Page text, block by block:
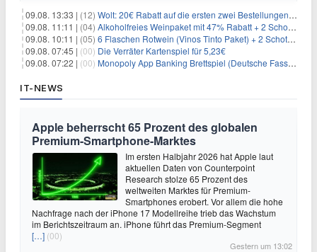
09.08. 13:33 | (12) Wolt: 20€ Rabatt auf die ersten zwei Bestellungen für Neukunden
09.08. 11:11 | (04) Alkoholfreies Weinpaket mit 47% Rabatt + 2 Schott Zwiesel Gläser GRATIS für 29,99€
09.08. 10:11 | (05) 6 Flaschen Rotwein (Vinos Tinto Paket) + 2 Schott Zwiesel Gläser für 25,99€ inkl. Versand
09.08. 07:45 | (00) Die Verräter Kartenspiel für 5,23€
09.08. 07:22 | (00) Monopoly App Banking Brettspiel (Deutsche Fassung) für 9,84€
IT-NEWS
Apple beherrscht 65 Prozent des globalen
Premium-Smartphone-Marktes
Im ersten Halbjahr 2026 hat Apple laut
aktuellen Daten von Counterpoint
Research stolze 65 Prozent des
weltweiten Marktes für Premium-
Smartphones erobert. Vor allem die hohe
Nachfrage nach der iPhone 17 Modellreihe trieb das Wachstum
im Berichtszeitraum an. iPhone führt das Premium-Segment
[…] (00)
Gestern um 13:02